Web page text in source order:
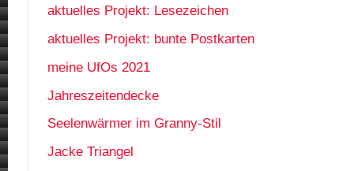
aktuelles Projekt: Lesezeichen
aktuelles Projekt: bunte Postkarten
meine UfOs 2021
Jahreszeitendecke
Seelenwärmer im Granny-Stil
Jacke Triangel